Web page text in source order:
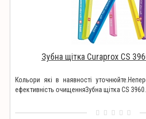
Зубна щітка Curaprox CS
Кольори які в наявності
ефективність очищенняЗубна щітка CS 3960..